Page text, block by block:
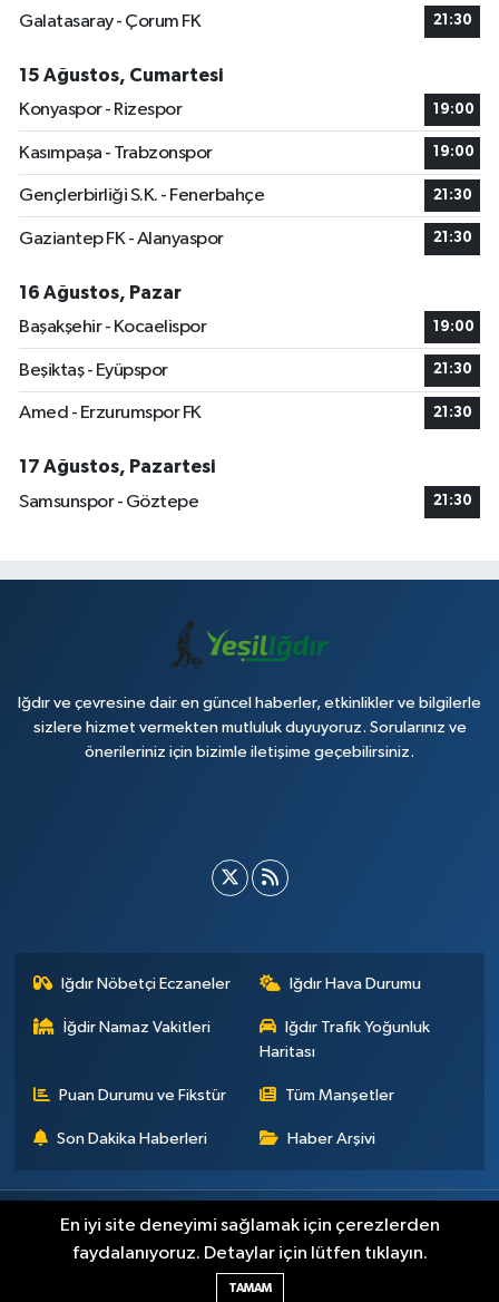
Galatasaray - Çorum FK
21:30
15 Ağustos, Cumartesi
Konyaspor - Rizespor
19:00
Kasımpaşa - Trabzonspor 19:00
Gençlerbirliği S.K. - Fenerbahçe 21:30
Gaziantep FK - Alanyaspor 21:30
16 Ağustos, Pazar
Başakşehir - Kocaelispor
19:00
Beşiktaş - Eyüpspor 21:30
Amed - Erzurumspor FK 21:30
17 Ağustos, Pazartesi
Samsunspor - Göztepe
21:30
Iğdır ve çevresine dair en güncel haberler, etkinlikler ve bilgilerle
sizlere hizmet vermekten mutluluk duyuyoruz. Sorularınız ve
önerileriniz için bizimle iletişime geçebilirsiniz.
Iğdır Nöbetçi Eczaneler Iğdır Hava Durumu
İğdir Namaz Vakitleri
Iğdır Trafik Yoğunluk
Haritası
Puan Durumu ve Fikstür Tüm Manşetler
Son Dakika Haberleri Haber Arşivi
Künye İletişim Çerez Politikası Gizlilik ilkeleri
Haber Yazılımı:
En iyi site deneyimi sağlamak için çerezlerden
faydalanıyoruz. Detaylar için lütfen tıklayın.
TAMAM